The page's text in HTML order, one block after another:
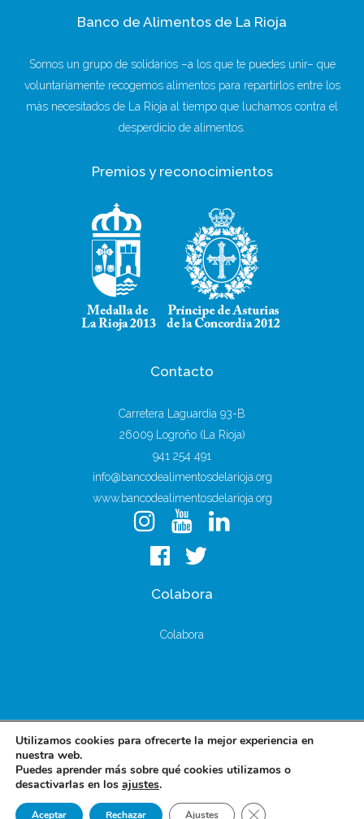
Banco de Alimentos de La Rioja
Somos un grupo de solidarios –a los que te puedes unir– que
voluntariamente recogemos alimentos para repartirlos entre los
más necesitados de La Rioja al tiempo que luchamos contra el
desperdicio de alimentos.
Premios y reconocimientos
Contacto
Carretera Laguardia 93-B
26009 Logroño (La Rioja)
941 254 491
info@bancodealimentosdelarioja.org
www.bancodealimentosdelarioja.org
Colabora
Colabora
Banco de Alimentos de La Rioja 2018 © |Aviso Legal
de Privacidad y Cookies
Utilizamos cookies para ofrecerte la mejor experiencia en
nuestra web.
Puedes aprender más sobre qué cookies utilizamos o
desactivarlas en los ajustes.
Aceptar Rechazar Ajustes Cerrar el banner de